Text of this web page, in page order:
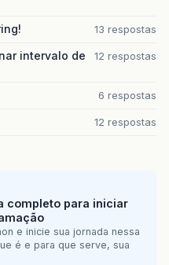
13 respostas
intervalo de
12 respostas
6 respostas
12 respostas
completo para iniciar
e inicie sua jornada nessa
é e para que serve, sua